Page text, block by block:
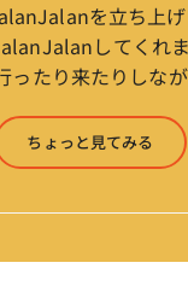
を立ち上
してくれ
ったり来たりしな
） 生年月
才) 生まれ ：香港
(浜名湾流古式
ちょっと見てみる